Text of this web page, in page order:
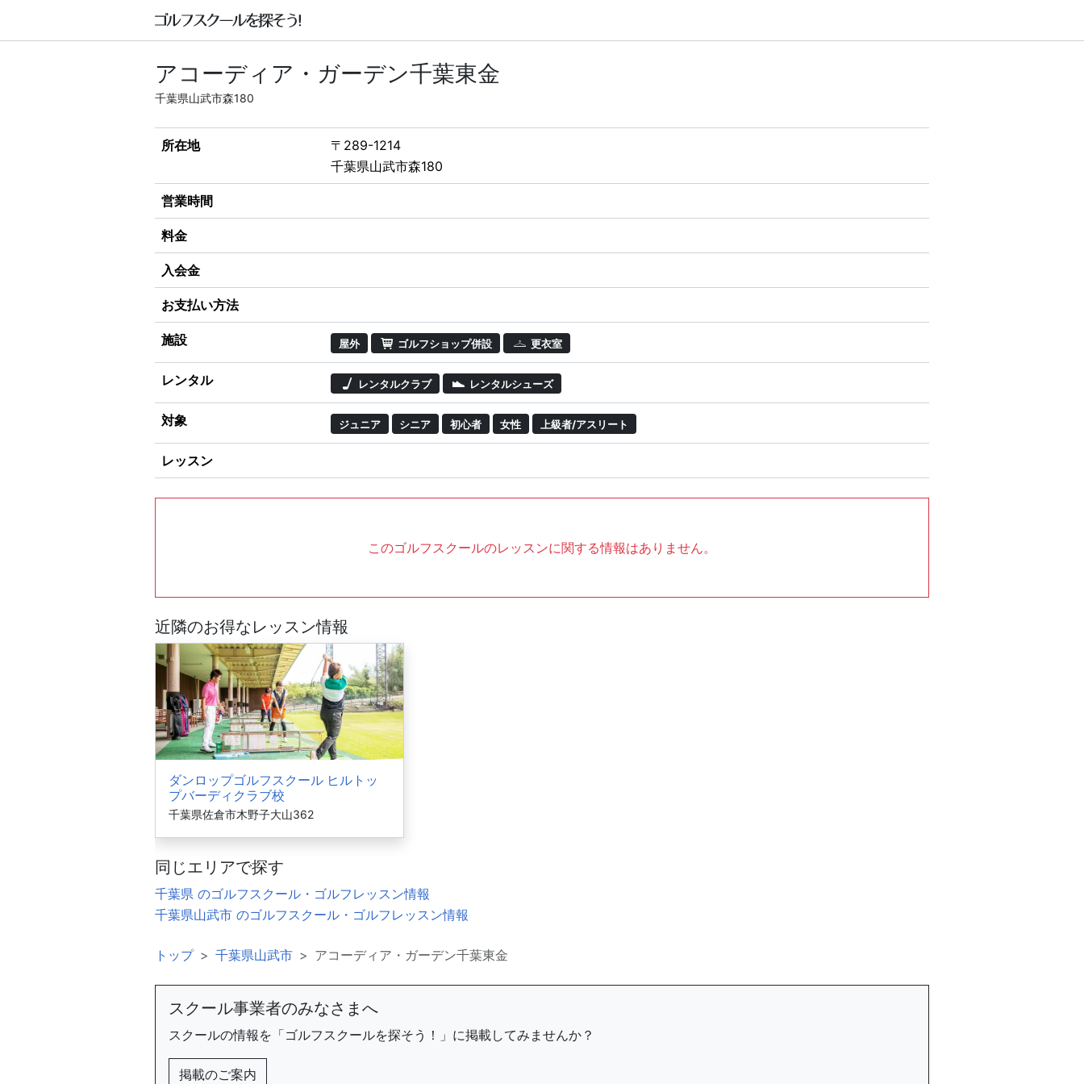
アコーディア・ガーデン千葉東金
千葉県山武市森180
所在地
〒289-1214
千葉県山武市森180
営業時間
料金
入会金
お支払い方法
施設 屋外 ゴルフショップ併設 更衣室
レンタル レンタルクラブ レンタルシューズ
対象 ジュニア シニア 初心者 女性 上級者/アスリート
レッスン
このゴルフスクールのレッスンに関する情報はありません。
近隣のお得なレッスン情報
ダンロップゴルフスクール ヒルトッ
プバーディクラブ校
千葉県佐倉市木野子大山362
同じエリアで探す
千葉県 のゴルフスクール・ゴルフレッスン情報
千葉県山武市 のゴルフスクール・ゴルフレッスン情報
トップ 千葉県山武市 アコーディア・ガーデン千葉東金
スクール事業者のみなさまへ
スクールの情報を「ゴルフスクールを探そう！」に掲載してみませんか？
掲載のご案内